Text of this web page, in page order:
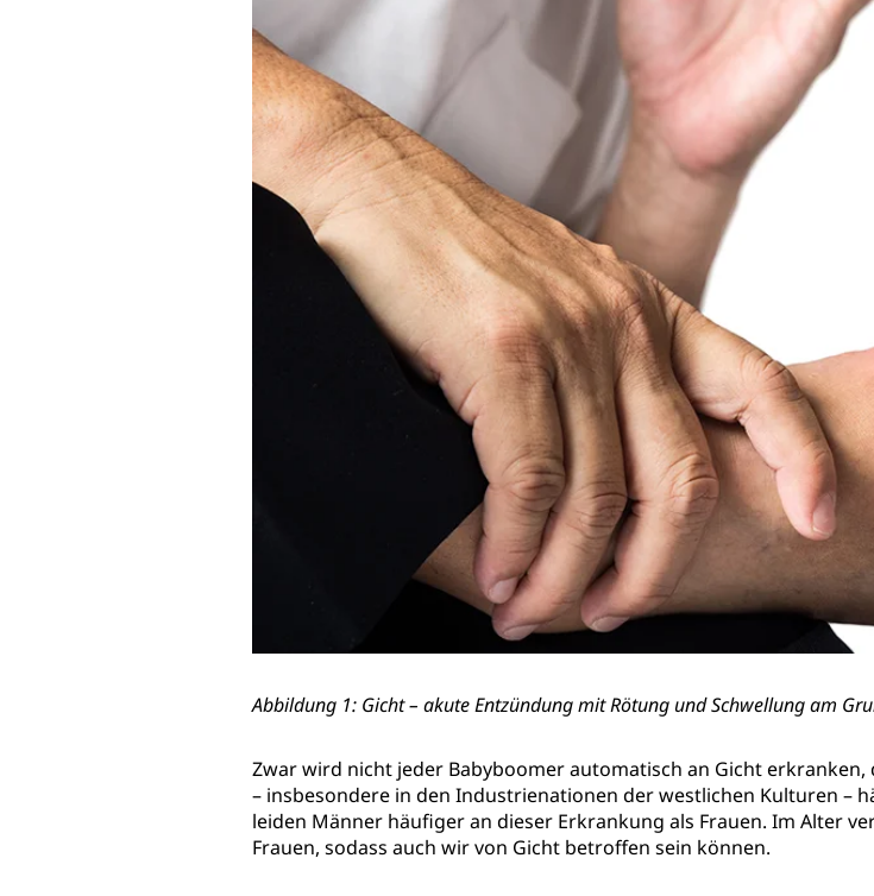
Abbildung 1: Gicht – akuteEntzündung mit Rötung und Schwellung am
Zwar wird nicht jeder Babyboomer automatisch an Gicht
– insbesondere in den Industrienationen der westlichen Kulturen –
leiden Männer häufiger an dieser Erkrankung als Frauen. Im Alter
Frauen, sodass auch wir von Gicht betroffen sein können.